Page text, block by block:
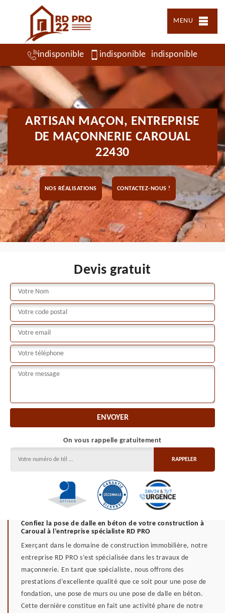
MENU
indisponible indisponible indisponible
ARTISAN MAÇON, ENTREPRISE
DE MAÇONNERIE CAROUAL
22430
NOS RÉALISATIONS CONTACTEZ-NOUS !
Devis gratuit
On vous rappelle gratuitement
Confiez la pose de dalle en béton de votre construction à
Caroual à l’entreprise spécialiste RD PRO
Exerçant dans le domaine de construction immobilière, notre
entreprise RD PRO s’est spécialisée dans les travaux de
maçonnerie. En tant que spécialiste, nous offrons des
prestations d’excellente qualité que ce soit pour une pose de
fondation, une pose de murs ou une pose de dalle en béton.
Cette dernière constitue en fait une activité phare de notre